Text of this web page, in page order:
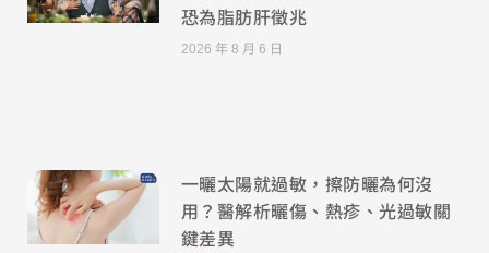
恐為脂肪肝徵兆
2026 年 8 月 6 日
一曬太陽就過敏，擦防曬為何沒
用？醫解析曬傷、熱疹、光過敏關
鍵差異